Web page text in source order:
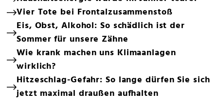
Vier Tote bei Frontalzusammenstoß
Eis, Obst, Alkohol: So schädlich ist der
Sommer für unsere Zähne
Wie krank machen uns Klimaanlagen
wirklich?
Hitzeschlag-Gefahr: So lange dürfen Sie sich
jetzt maximal draußen aufhalten